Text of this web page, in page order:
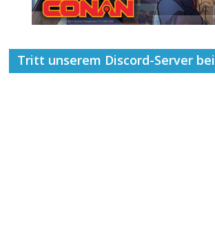
Tritt unserem Discord-Server bei